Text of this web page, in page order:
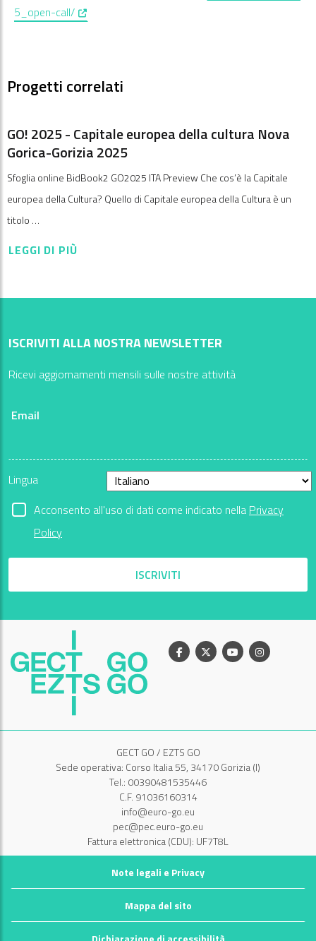
5_open-call/, opens in a new window
Progetti correlati
GO! 2025 - Capitale europea della cultura Nova
Gorica-Gorizia 2025
Sfoglia online BidBook2 GO2025 ITA Preview Che cos’è la Capitale
europea della Cultura? Quello di Capitale europea della Cultura è un
titolo …
LEGGI DI PIÙ
ISCRIVITI ALLA NOSTRA NEWSLETTER
Ricevi aggiornamenti mensili sulle nostre attività
Email
Lingua
Acconsento all'uso di dati come indicato nella Privacy
Policy
ISCRIVITI
Facebook
X YoutubeInstagram
GECT GO / EZTS GO
Sede operativa: Corso Italia 55, 34170 Gorizia (I)
Tel.: 00390481535446
C.F. 91036160314
info@euro-go.eu
pec@pec.euro-go.eu
Fattura elettronica (CDU): UF7T8L
Note legali e Privacy
Mappa del sito